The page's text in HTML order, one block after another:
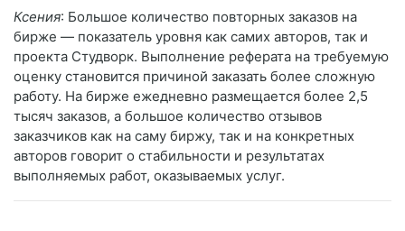
Ксения: Большое количество повторных заказов на
бирже — показатель уровня как самих авторов, так и
проекта Студворк. Выполнение реферата на требуемую
оценку становится причиной заказать более сложную
работу. На бирже ежедневно размещается более 2,5
тысяч заказов, а большое количество отзывов
заказчиков как на саму биржу, так и на конкретных
авторов говорит о стабильности и результатах
выполняемых работ, оказываемых услуг.